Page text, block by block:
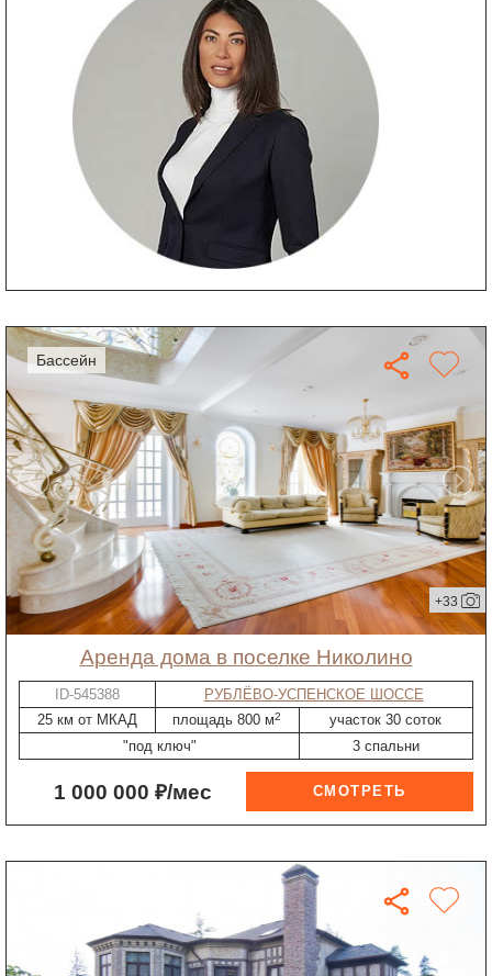
бассейн
+33
Аренда дома в поселке Николино
ID-545388
РУБЛЁВО-УСПЕНСКОЕ ШОССЕ
25 км от МКАД
площадь 800 м2
участок 30 соток
"под ключ"
3 спальни
1 000 000 ₽/мес